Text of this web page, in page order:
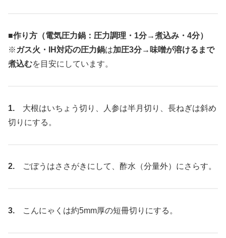
■作り方（電気圧力鍋：圧力調理・1分→煮込み・4分）
※ ガス火・IH対応の圧力鍋は加圧3分→味噌が溶けるまで
煮込むを目安にしています。
1. 大根はいちょう切り、人参は半月切り、長ねぎは斜め
切りにする。
2. ごぼうはささがきにして、酢水（分量外）にさらす。
3. こんにゃくは約5mm厚の短冊切りにする。